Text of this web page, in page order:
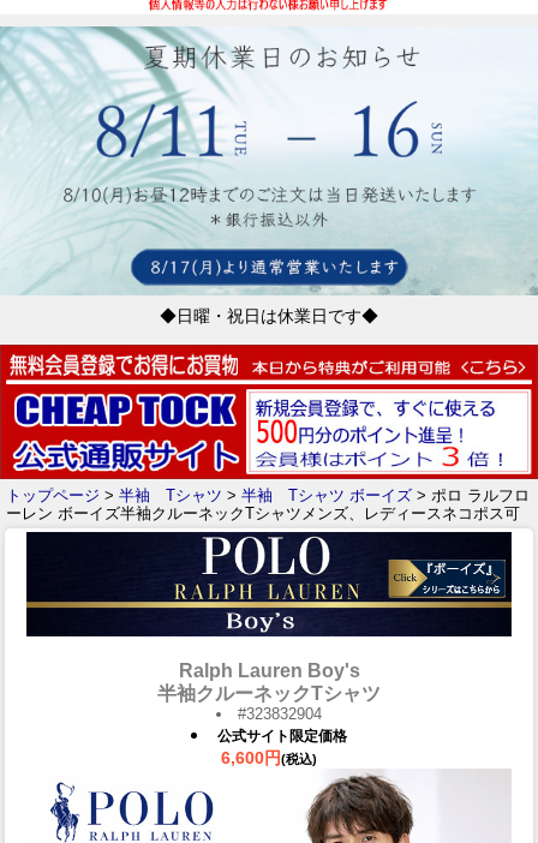
◆日曜・祝日は休業日です◆
トップページ > 半袖 Tシャツ > 半袖 Tシャツ ボーイズ > ポロ ラルフロ
ーレン ボーイズ半袖クルーネックTシャツメンズ、レディースネコポス可
Ralph Lauren Boy's
半袖クルーネックTシャツ
#323832904
公式サイト限定価格
6,600円(税込)